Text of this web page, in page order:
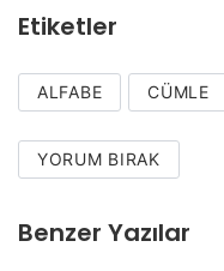
Etiketler
ALFABE CÜMLE
YORUM BIRAK
Benzer Yazılar